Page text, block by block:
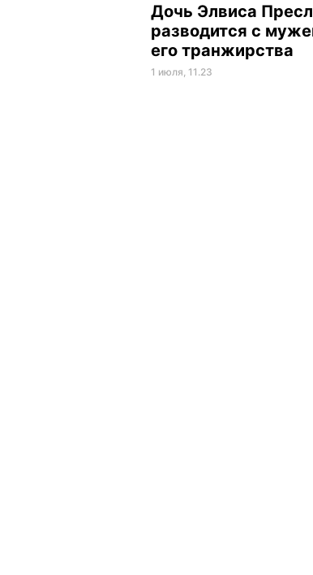
Дочь Элвиса
разводится с
его транжирства
1 июля, 11.23